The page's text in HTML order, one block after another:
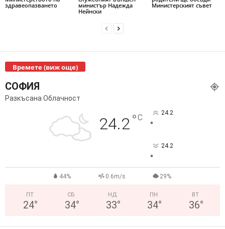
здравеопазването
министър Надежда
Нейнски
Министерският съвет
Времете (виж още)
СОФИЯ
Разкъсана Облачност
24.2°C 24.2
°
24.2
°
44% 0.6m/s 29%
ПТ
24°
СБ
34°
НД
33°
ПН
34°
ВТ
36°